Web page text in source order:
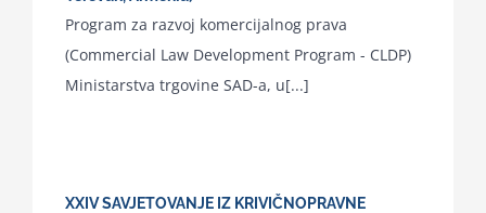
Program za razvoj komercijalnog prava
(Commercial Law Development Program - CLDP)
Ministarstva trgovine SAD-a, u[...]
XXIV SAVJETOVANJE IZ KRIVIČNOPRAVNE